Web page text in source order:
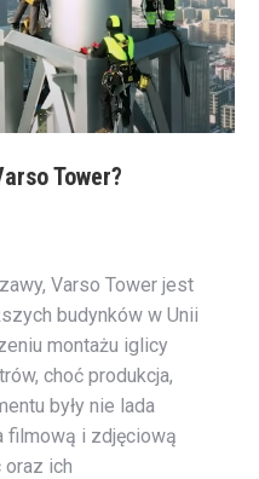
Tower?
Varso Tower jest
budynków w Unii
montażu iglicy
choć produkcja,
były nie lada
filmową i zdjęciową
oraz ich